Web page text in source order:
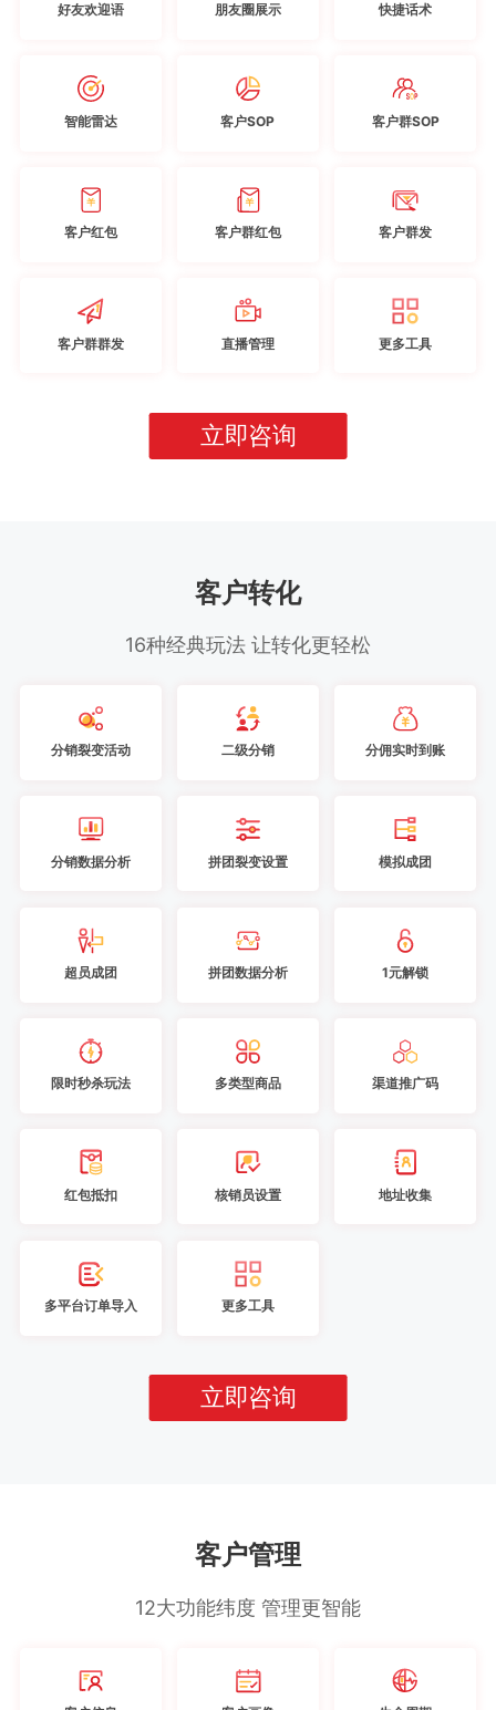
好友欢迎语 朋友圈展示 快捷话术
智能雷达 客户SOP 客户群SOP
客户红包 客户群红包 客户群发
客户群群发 直播管理 更多工具
立即咨询
客户转化
16种经典玩法 让转化更轻松
分销裂变活动 二级分销 分佣实时到账
分销数据分析 拼团裂变设置 模拟成团
超员成团 拼团数据分析 1元解锁
限时秒杀玩法 多类型商品 渠道推广码
红包抵扣 核销员设置 地址收集
多平台订单导入 更多工具
立即咨询
客户管理
12大功能纬度 管理更智能